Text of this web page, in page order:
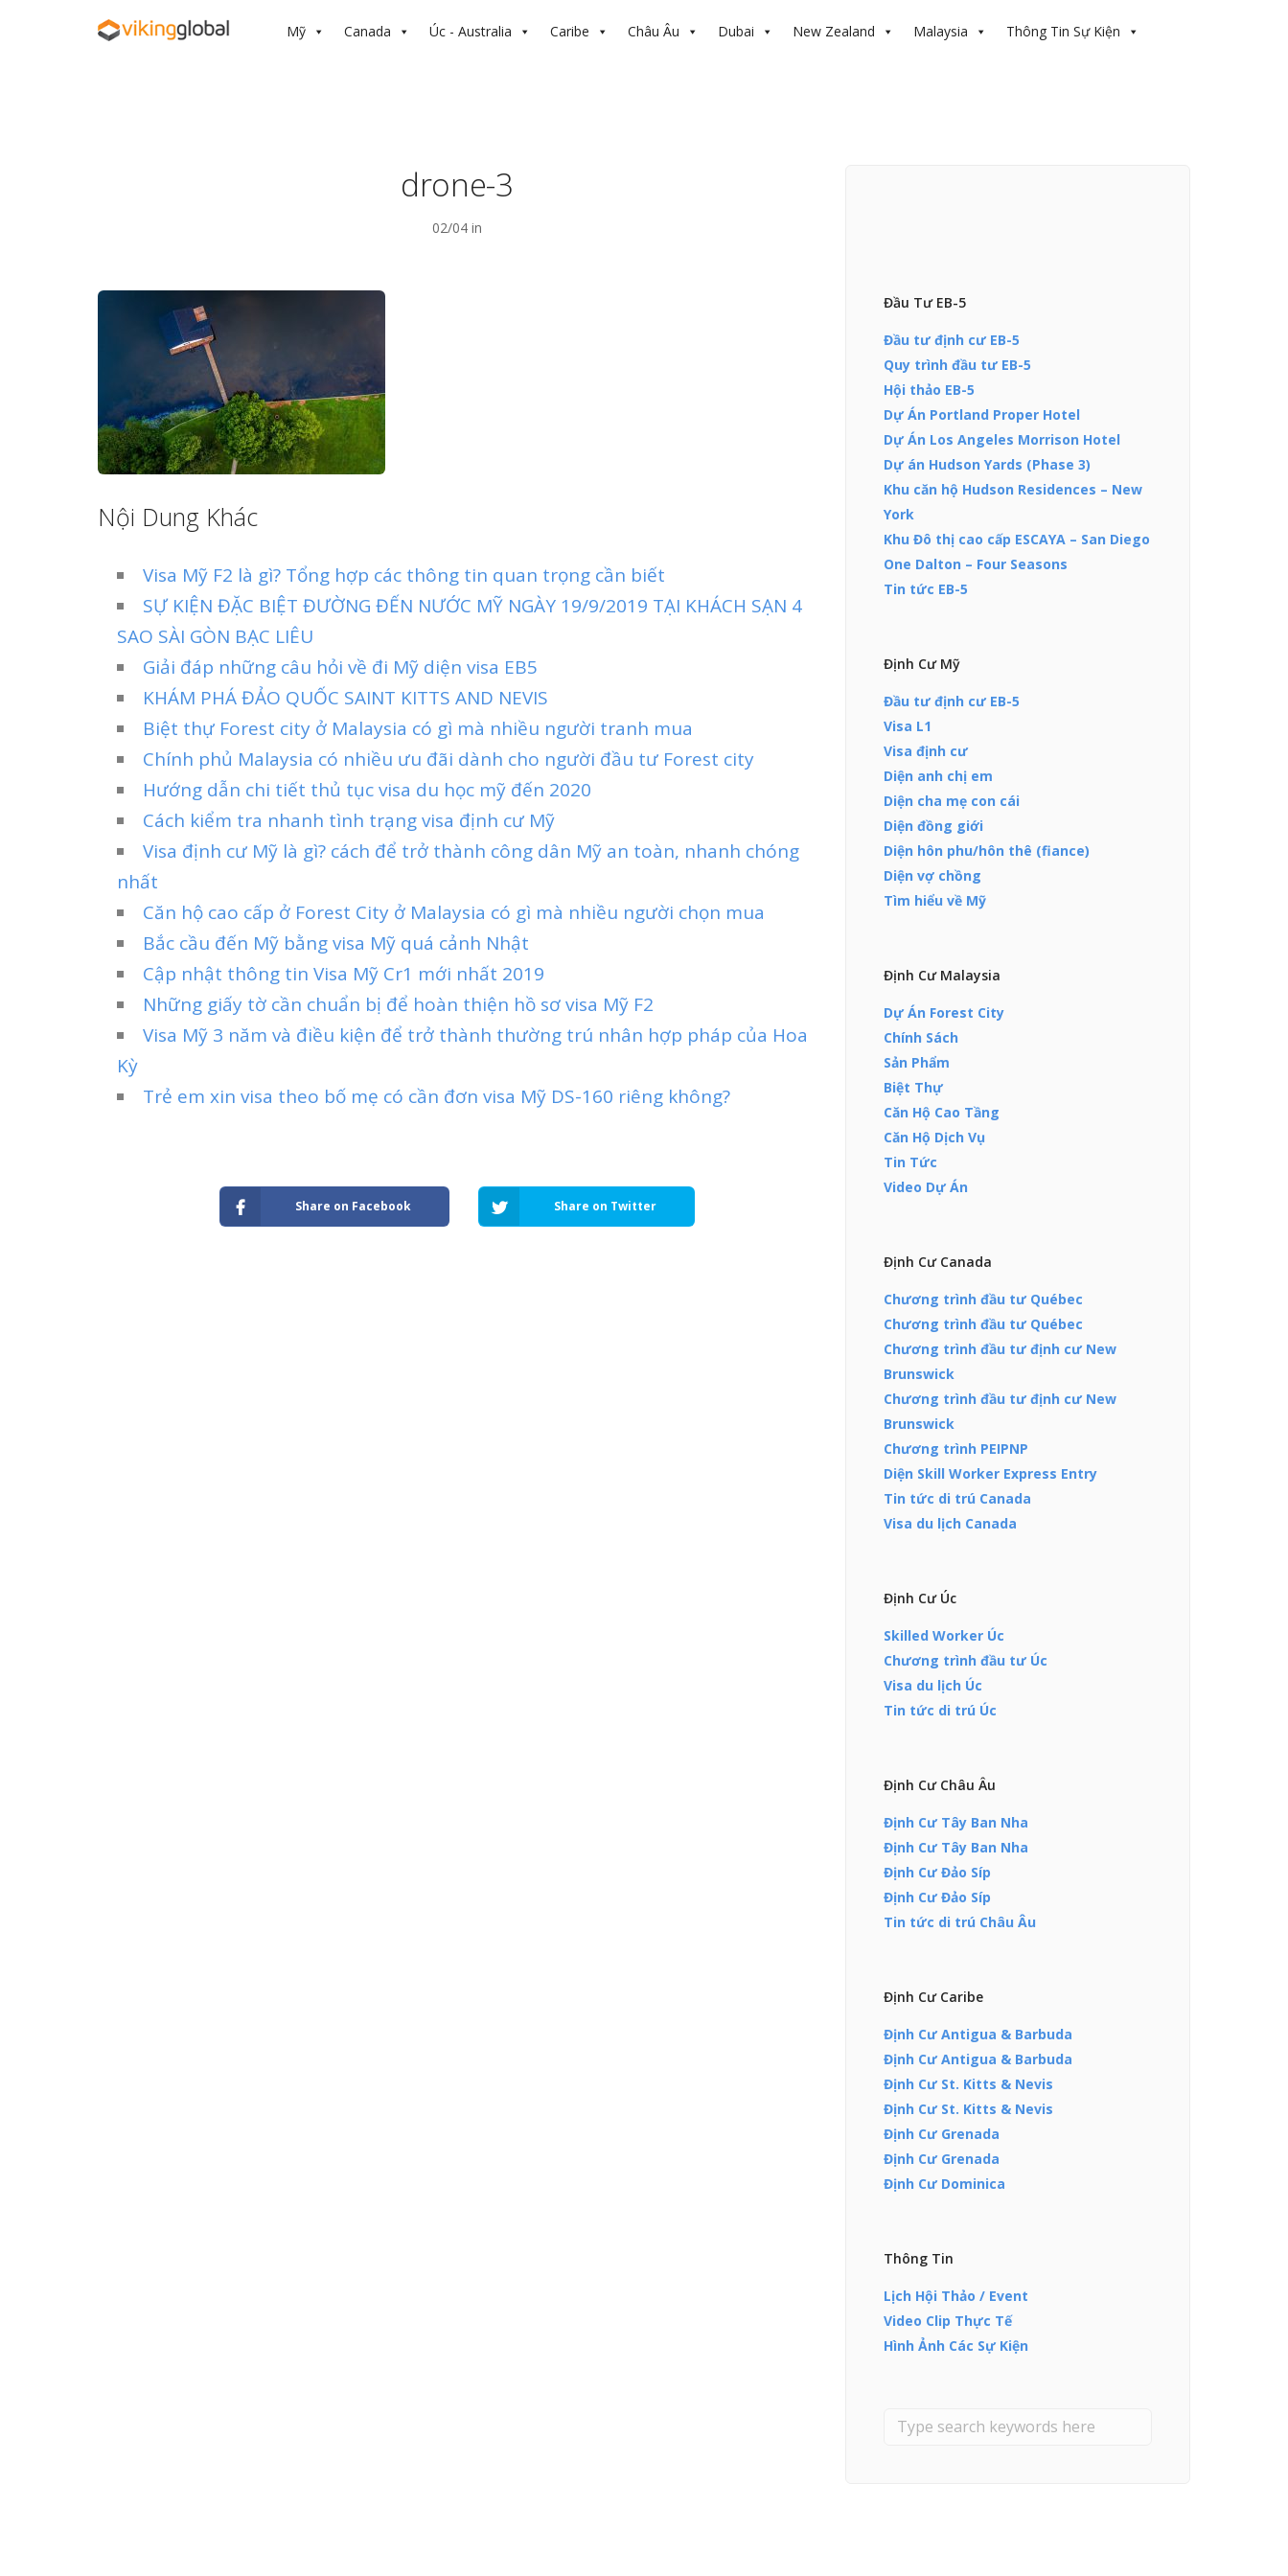
Mỹ Canada Úc - Australia Caribe Châu Âu Dubai New Zealand Malaysia Thông Tin Sự Kiện
drone-3
02/04 in
Nội Dung Khác
Visa Mỹ F2 là gì? Tổng hợp các thông tin quan trọng cần biết
SỰ KIỆN ĐẶC BIỆT ĐƯỜNG ĐẾN NƯỚC MỸ NGÀY 19/9/2019 TẠI KHÁCH SẠN 4
SAO SÀI GÒN BẠC LIÊU
Giải đáp những câu hỏi về đi Mỹ diện visa EB5
KHÁM PHÁ ĐẢO QUỐC SAINT KITTS AND NEVIS
Biệt thự Forest city ở Malaysia có gì mà nhiều người tranh mua
Chính phủ Malaysia có nhiều ưu đãi dành cho người đầu tư Forest city
Hướng dẫn chi tiết thủ tục visa du học mỹ đến 2020
Cách kiểm tra nhanh tình trạng visa định cư Mỹ
Visa định cư Mỹ là gì? cách để trở thành công dân Mỹ an toàn, nhanh chóng
nhất
Căn hộ cao cấp ở Forest City ở Malaysia có gì mà nhiều người chọn mua
Bắc cầu đến Mỹ bằng visa Mỹ quá cảnh Nhật
Cập nhật thông tin Visa Mỹ Cr1 mới nhất 2019
Những giấy tờ cần chuẩn bị để hoàn thiện hồ sơ visa Mỹ F2
Visa Mỹ 3 năm và điều kiện để trở thành thường trú nhân hợp pháp của Hoa
Kỳ
Trẻ em xin visa theo bố mẹ có cần đơn visa Mỹ DS-160 riêng không?
Share on Facebook Share on Twitter
Đầu Tư EB-5
Đầu tư định cư EB-5
Quy trình đầu tư EB-5
Hội thảo EB-5
Dự Án Portland Proper Hotel
Dự Án Los Angeles Morrison Hotel
Dự án Hudson Yards (Phase 3)
Khu căn hộ Hudson Residences – New
York
Khu Đô thị cao cấp ESCAYA – San Diego
One Dalton – Four Seasons
Tin tức EB-5
Định Cư Mỹ
Đầu tư định cư EB-5
Visa L1
Visa định cư
Diện anh chị em
Diện cha mẹ con cái
Diện đồng giới
Diện hôn phu/hôn thê (fiance)
Diện vợ chồng
Tìm hiểu về Mỹ
Định Cư Malaysia
Dự Án Forest City
Chính Sách
Sản Phẩm
Biệt Thự
Căn Hộ Cao Tầng
Căn Hộ Dịch Vụ
Tin Tức
Video Dự Án
Định Cư Canada
Chương trình đầu tư Québec
Chương trình đầu tư Québec
Chương trình đầu tư định cư New
Brunswick
Chương trình đầu tư định cư New
Brunswick
Chương trình PEIPNP
Diện Skill Worker Express Entry
Tin tức di trú Canada
Visa du lịch Canada
Định Cư Úc
Skilled Worker Úc
Chương trình đầu tư Úc
Visa du lịch Úc
Tin tức di trú Úc
Định Cư Châu Âu
Định Cư Tây Ban Nha
Định Cư Tây Ban Nha
Định Cư Đảo Síp
Định Cư Đảo Síp
Tin tức di trú Châu Âu
Định Cư Caribe
Định Cư Antigua & Barbuda
Định Cư Antigua & Barbuda
Định Cư St. Kitts & Nevis
Định Cư St. Kitts & Nevis
Định Cư Grenada
Định Cư Grenada
Định Cư Dominica
Thông Tin
Lịch Hội Thảo / Event
Video Clip Thực Tế
Hình Ảnh Các Sự Kiện